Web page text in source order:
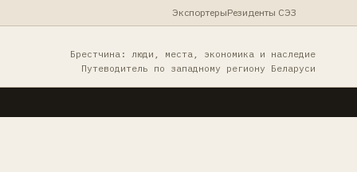
ЭкспортерыРезиденты СЭЗ
Брестчина: люди, места, экономика и наследие
Путеводитель по западному региону Беларуси